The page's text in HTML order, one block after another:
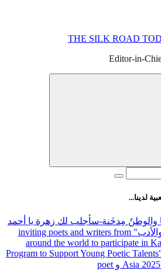
Editor-in-
لدينا...
والوطنُ مِدخَنة-سأجلب لك زهرة يا أحمد
" inviting poets and writers from
around the world to participate in
Program to Support Young Poetic Talents
Asia 2025